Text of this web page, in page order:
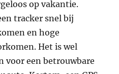
op vakantie.
tracker snel bij
en hoge
Het is wel
voor een betrouwbare